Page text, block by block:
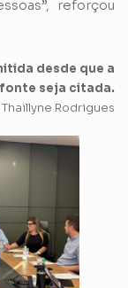
reforçou
desde que a
fonte seja citada.
Rodrigues